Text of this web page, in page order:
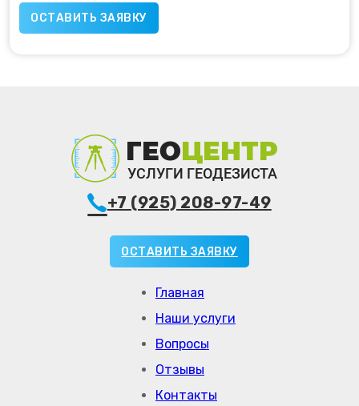
Главная
Наши услуги
Вопросы
Отзывы
Контакты
+7 (925) 208-97-49
ОСТАВИТЬ ЗАЯВКУ